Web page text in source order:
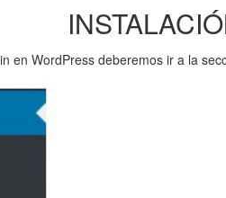
en WordPress deberemos ir a la